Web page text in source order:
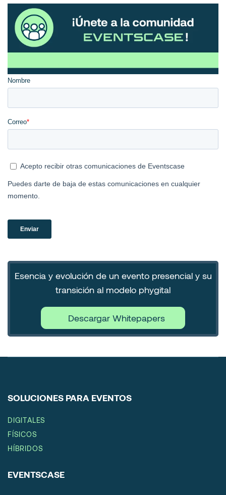
Esencia y evolución de un evento presencial y su
transición al modelo phygital
Descargar Whitepapers
SOLUCIONES PARA EVENTOS
DIGITALES
FÍSICOS
HÍBRIDOS
EVENTSCASE